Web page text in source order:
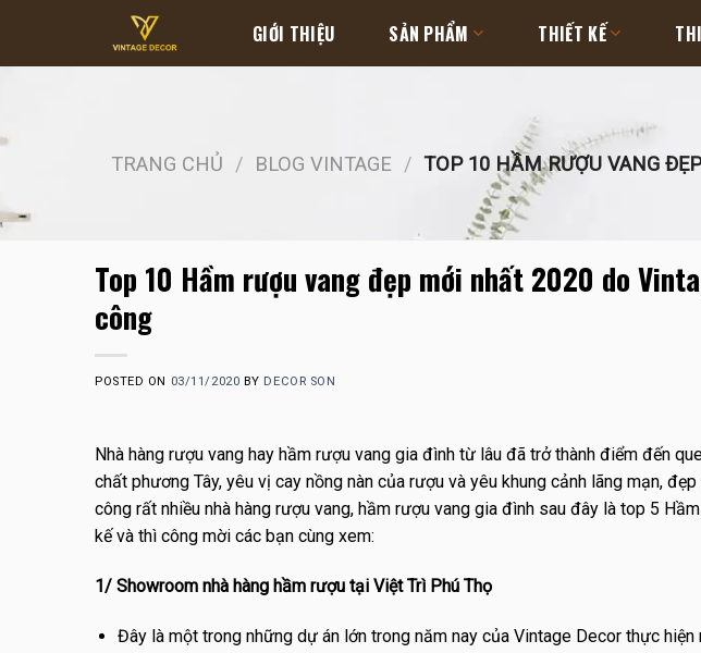
content
GIỚI THIỆU SẢN PHẨM THIẾT KẾ
TRANG CHỦ / BLOG VINTAGE / TOP 10 HẦM RƯỢU VANG
Top 10 Hầm rượu vang đẹp mới nhất 2020 do
công
POSTED ON 03/11/2020 BY DECOR SON
Nhà hàng rượu vang hay hầm rượu vang gia đình từ lâu đã trở thành điểm đến
chất phương Tây, yêu vị cay nồng nàn của rượu và yêu khung cảnh lãng mạn,
công rất nhiều nhà hàng rượu vang, hầm rượu vang gia đình sau đây là top 5
kế và thì công mời các bạn cùng xem:
1/ Showroom nhà hàng hầm rượu tại Việt Trì Phú Thọ
Đây là một trong những dự án lớn trong năm nay của Vintage Decor thực